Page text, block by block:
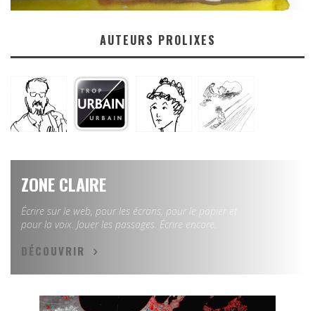
AUTEURS PROLIXES
ZONE CLAIRE
Écrire sur le web, pour les écrans, pour le papier et
pour la voix. Jouer les passages. Écrire encore.
DÉCOUVRIR